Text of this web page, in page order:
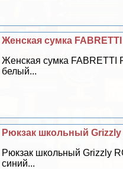
Женская сумка
Женская сумка FABRETTI
белый...
Рюкзак школьный Grizzly
Рюкзак школьный Grizzly
синий...